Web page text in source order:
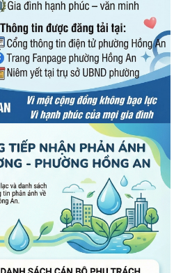
về Nghị quyết số 23/2026/NQ-HĐND
sự phát triển trong kỷ nguyên số
khai Phương án bồi thường, hỗ trợ dự
QUYẾT SỐ 80-NQ/TW NGÀY
HOÁ VIỆT NAM - XÂY...